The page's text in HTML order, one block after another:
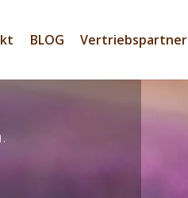
BLOG Vertriebspartner